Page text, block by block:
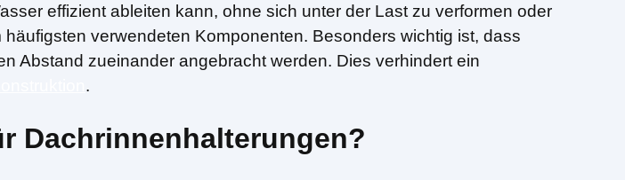
effizient ableiten kann, ohne sich unter der Last zu verformen oder
häufigsten verwendeten Komponenten. Besonders wichtig ist, dass
Abstand zueinander angebracht werden. Dies verhindert ein
.
Dachrinnenhalterungen?